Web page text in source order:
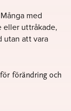
med
eller uttråkade,
utan att vara
förändring och